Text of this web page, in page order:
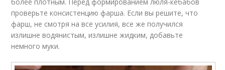
более плотным. Перед формированием люля-кебабов
проверьте консистенцию фарша. Если вы решите, что
фарш, не смотря на все усилия, все же получился
излишне водянистым, излишне жидким, добавьте
немного муки.